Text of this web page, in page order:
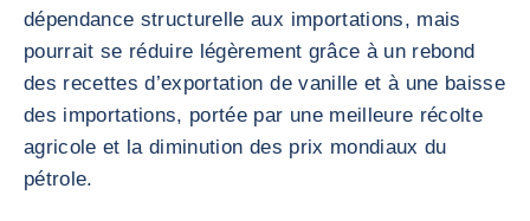
dépendance structurelle aux importations, mais
pourrait se réduire légèrement grâce à un rebond
des recettes d’exportation de vanille et à une baisse
des importations, portée par une meilleure récolte
agricole et la diminution des prix mondiaux du
pétrole.